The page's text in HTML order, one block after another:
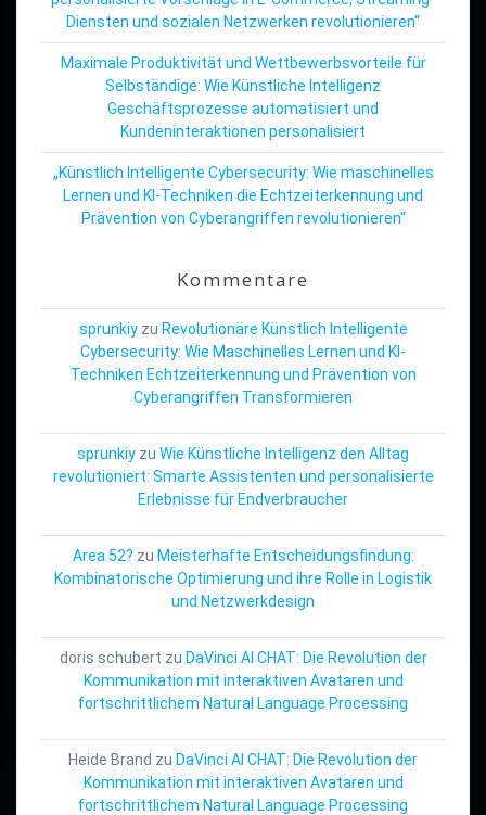
Diensten und sozialen Netzwerken revolutionieren“
Maximale Produktivität und Wettbewerbsvorteile für
Selbständige: Wie Künstliche Intelligenz
Geschäftsprozesse automatisiert und
Kundeninteraktionen personalisiert
„Künstlich Intelligente Cybersecurity: Wie maschinelles
Lernen und KI-Techniken die Echtzeiterkennung und
Prävention von Cyberangriffen revolutionieren“
Kommentare
sprunkiyzu Revolutionäre Künstlich Intelligente
Cybersecurity: Wie Maschinelles Lernen und KI-
Techniken Echtzeiterkennung und Prävention von
Cyberangriffen Transformieren
sprunkiy zu Wie Künstliche Intelligenz den Alltag
revolutioniert: Smarte Assistenten und personalisierte
Erlebnisse für Endverbraucher
Area 52? zu Meisterhafte Entscheidungsfindung:
Kombinatorische Optimierung und ihre Rolle in Logistik
und Netzwerkdesign
doris schubert zu DaVinci AI CHAT: Die Revolution der
Kommunikation mit interaktiven Avataren und
fortschrittlichem Natural Language Processing
Heide Brand zu DaVinci AI CHAT: Die Revolution der
Kommunikation mit interaktiven Avataren und
fortschrittlichem Natural Language Processing